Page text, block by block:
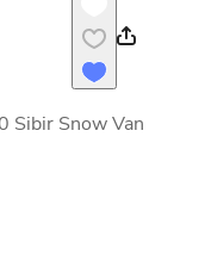
Sibir Snow Van